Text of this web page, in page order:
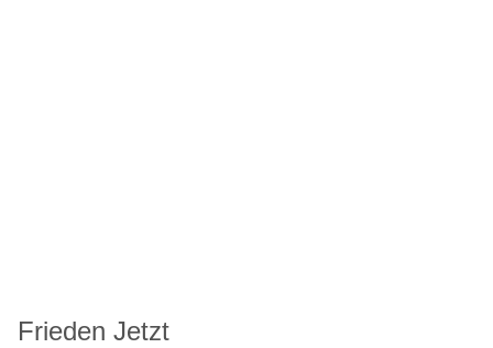
Frieden Jetzt